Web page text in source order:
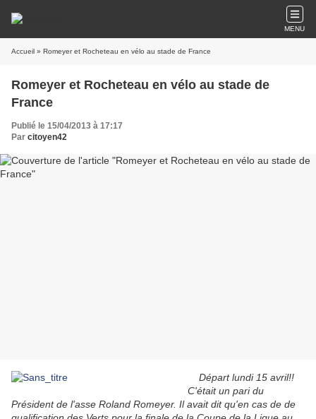
MENU
Accueil » Romeyer et Rocheteau en vélo au stade de France
Romeyer et Rocheteau en vélo au stade de
France
Publié le 15/04/2013 à 17:17
Par citoyen42
Départ lundi 15 avril!!
C'était un pari du
Président de l'asse Roland Romeyer. Il avait dit qu'en cas de de